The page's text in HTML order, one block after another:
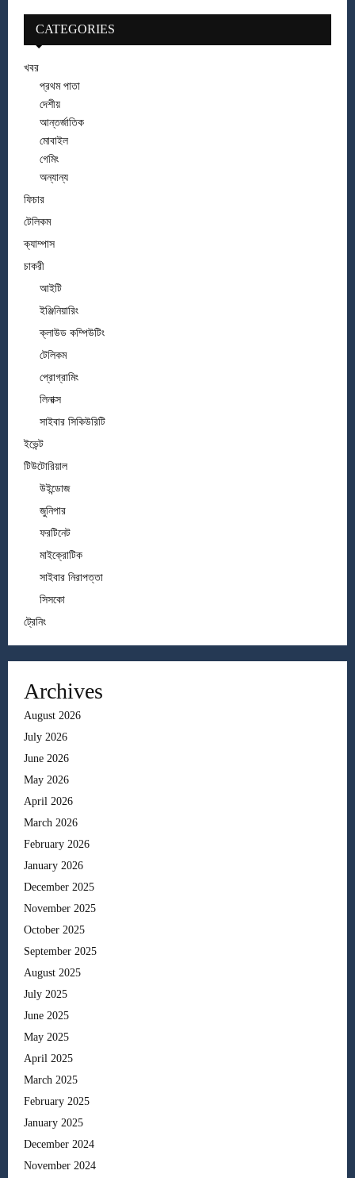
CATEGORIES
খবর
প্রথম পাতা
দেশীয়
আন্তর্জাতিক
মোবাইল
গেমিং
অন্যান্য
ফিচার
টেলিকম
ক্যাম্পাস
চাকরী
আইটি
ইঞ্জিনিয়ারিং
ক্লাউড কম্পিউটিং
টেলিকম
প্রোগ্রামিং
লিনাক্স
সাইবার সিকিউরিটি
ইভেন্ট
টিউটোরিয়াল
উইন্ডোজ
জুনিপার
ফরটিনেট
মাইক্রোটিক
সাইবার নিরাপত্তা
সিসকো
ট্রেনিং
Archives
August 2026
July 2026
June 2026
May 2026
April 2026
March 2026
February 2026
January 2026
December 2025
November 2025
October 2025
September 2025
August 2025
July 2025
June 2025
May 2025
April 2025
March 2025
February 2025
January 2025
December 2024
November 2024